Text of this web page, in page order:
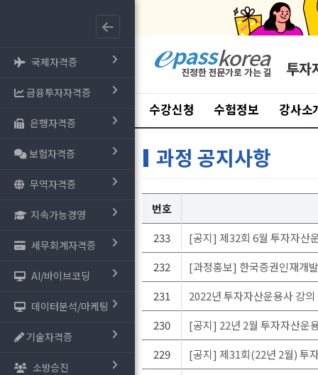
국제자격증
금융투자자격증
은행자격증
보험자격증
무역자격증
지속가능경영
세무회계자격증
AI/바이브코딩
데이터분석/마케팅
기술자격증
소방승진
투자
수강신청 수험정보 강사소
과정 공지사항
번호
233
[공지] 제32회 6월 투자자산
232
[과정홍보] 한국증권인재개
231
2022년 투자자산운용사 강
230
[공지] 22년 2월 투자자산운
229
[공지] 제31회(22년 2월) 투